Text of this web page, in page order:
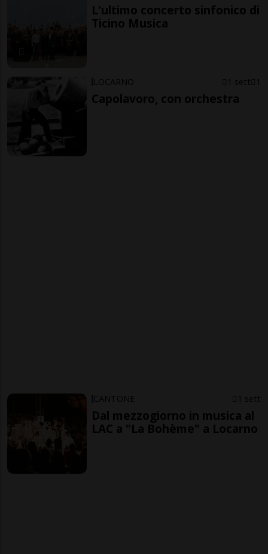
L'ultimo concerto sinfonico di
Ticino Musica
LOCARNO 1 sett 1
Capolavoro, con orchestra
CANTONE 1 sett
Dal mezzogiorno in musica al
LAC a "La Bohème" a Locarno